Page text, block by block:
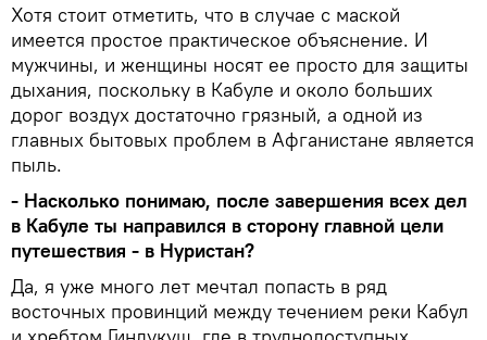
Хотя стоит отметить, что в случае с маской
имеется простое практическое объяснение. И
мужчины, и женщины носят ее просто для защиты
дыхания, поскольку в Кабуле и около больших
дорог воздух достаточно грязный, а одной из
главных бытовых проблем в Афганистане является
пыль.
- Насколько понимаю, после завершения всех дел
в Кабуле ты направился в сторону главной цели
путешествия - в Нуристан?
Да, я уже много лет мечтал попасть в ряд
восточных провинций между течением реки Кабул